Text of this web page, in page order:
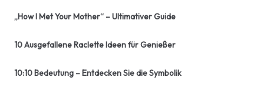
„How I Met Your Mother“ – Ultimativer Guide
10 Ausgefallene Raclette Ideen für Genießer
10:10 Bedeutung – Entdecken Sie die Symbolik